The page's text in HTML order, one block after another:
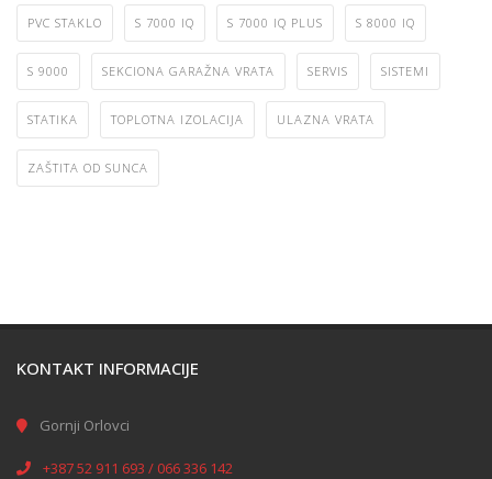
PVC STAKLO S 7000 IQ S 7000 IQ PLUS S 8000 IQ
S 9000 SEKCIONA GARAŽNA VRATA SERVIS SISTEMI
STATIKA TOPLOTNA IZOLACIJA ULAZNA VRATA
ZAŠTITA OD SUNCA
KONTAKT INFORMACIJE
Gornji Orlovci
+387 52 911 693 / 066 336 142